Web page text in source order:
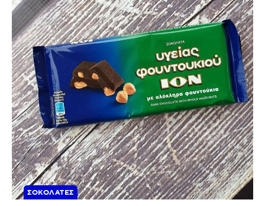
ΣΟΚΟΛΆΤΕΣ